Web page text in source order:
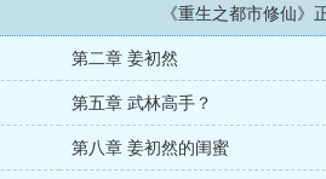
《重生之都市修仙》
第二章 姜初然
第五章 武林高手？
第八章 姜初然的闺蜜